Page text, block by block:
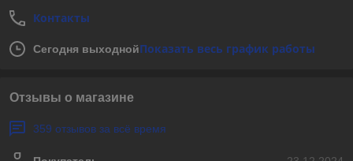
Контакты
Сегодня выходнойПоказать весь график работы
Отзывы о магазине
359 отзывов за всё время